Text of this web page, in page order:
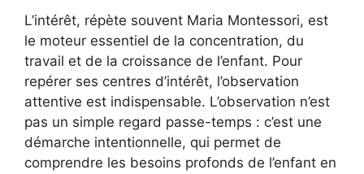
L’intérêt, répète souvent Maria Montessori, est
le moteur essentiel de la concentration, du
travail et de la croissance de l’enfant. Pour
repérer ses centres d’intérêt, l’observation
attentive est indispensable. L’observation n’est
pas un simple regard passe-temps : c’est une
démarche intentionnelle, qui permet de
comprendre les besoins profonds de l’enfant en